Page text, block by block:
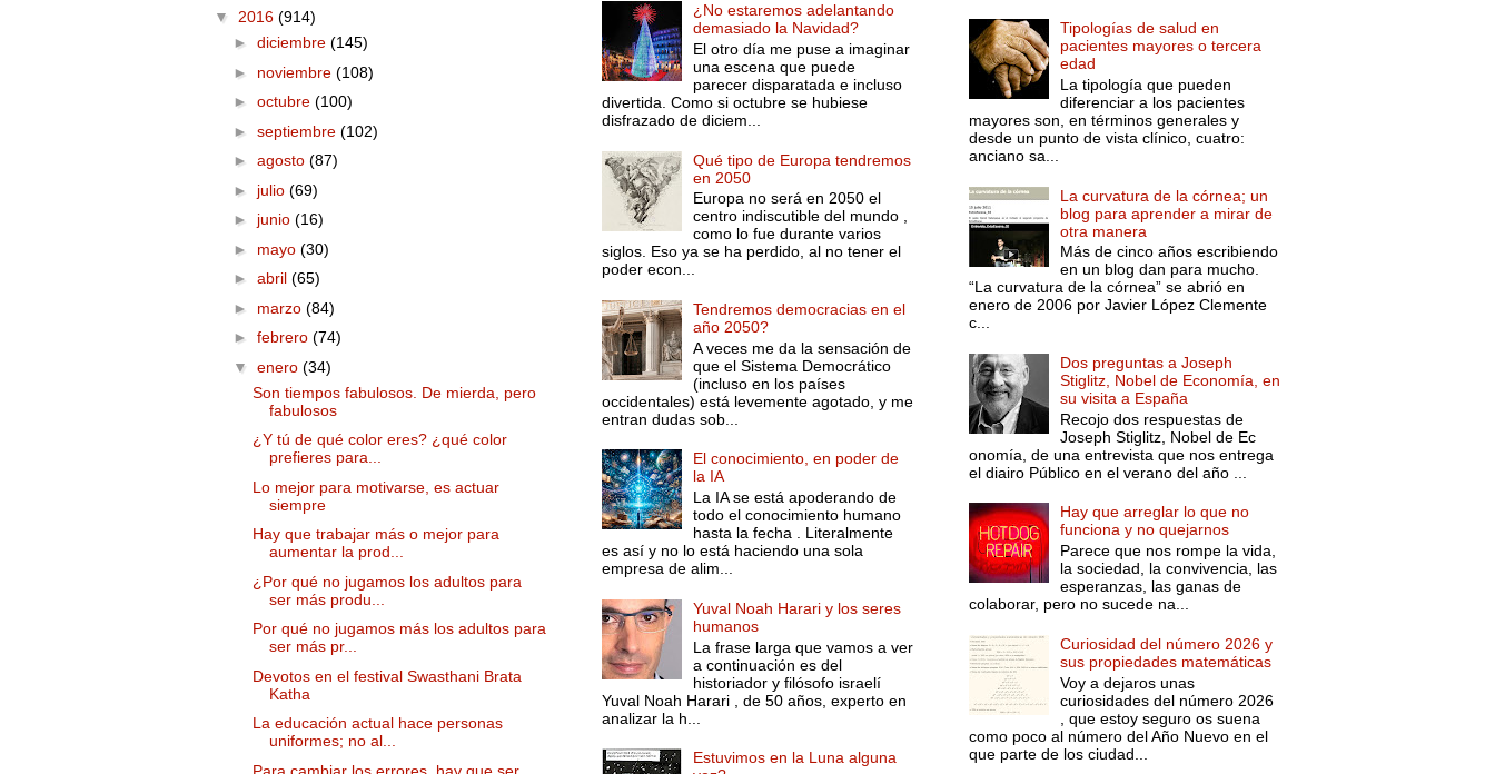
▼ 2016 (914)
► diciembre (145)
► noviembre (108)
► octubre (100)
► septiembre (102)
► agosto (87)
► julio (69)
► junio (16)
► mayo (30)
► abril (65)
► marzo (84)
► febrero (74)
▼ enero (34)
Son tiempos fabulosos. De mierda, pero
fabulosos
¿Y tú de qué color eres? ¿qué color
prefieres para...
Lo mejor para motivarse, es actuar
siempre
Hay que trabajar más o mejor para
aumentar la prod...
¿Por qué no jugamos los adultos para
ser más produ...
Por qué no jugamos más los adultos para
ser más pr...
Devotos en el festival Swasthani Brata
Katha
La educación actual hace personas
uniformes; no al...
Para cambiar los errores, hay que ser
¿No estaremos adelantando
demasiado la Navidad?
El otro día me puse a imaginar
una escena que puede
parecer disparatada e incluso
divertida. Como si octubre se hubiese
disfrazado de diciem...
Qué tipo de Europa tendremos
en 2050
Europa no será en 2050 el
centro indiscutible del mundo ,
como lo fue durante varios
siglos. Eso ya se ha perdido, al no tener el
poder econ...
Tendremos democracias en el
año 2050?
A veces me da la sensación de
que el Sistema Democrático
(incluso en los países
occidentales) está levemente agotado, y me
entran dudas sob...
El conocimiento, en poder de
la IA
La IA se está apoderando de
todo el conocimiento humano
hasta la fecha . Literalmente
es así y no lo está haciendo una sola
empresa de alim...
Yuval Noah Harari y los seres
humanos
La frase larga que vamos a ver
a continuación es del
historiador y filósofo israelí
Yuval Noah Harari , de 50 años, experto en
analizar la h...
Estuvimos en la Luna alguna
Tipologías de salud en
pacientes mayores o tercera
edad
La tipología que pueden
diferenciar a los pacientes
mayores son, en términos generales y
desde un punto de vista clínico, cuatro:
anciano sa...
La curvatura de la córnea; un
blog para aprender a mirar de
otra manera
Más de cinco años escribiendo
en un blog dan para mucho.
“La curvatura de la córnea” se abrió en
enero de 2006 por Javier López Clemente
c...
Dos preguntas a Joseph
Stiglitz, Nobel de Economía, en
su visita a España
Recojo dos respuestas de
Joseph Stiglitz, Nobel de Ec
onomía, de una entrevista que nos entrega
el diairo Público en el verano del año ...
Hay que arreglar lo que no
funciona y no quejarnos
Parece que nos rompe la vida,
la sociedad, la convivencia, las
esperanzas, las ganas de
colaborar, pero no sucede na...
Curiosidad del número 2026 y
sus propiedades matemáticas
Voy a dejaros unas
curiosidades del número 2026
, que estoy seguro os suena
como poco al número del Año Nuevo en el
que parte de los ciudad...